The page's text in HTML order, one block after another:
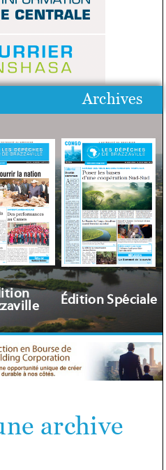
Archives
Édition Spéciale
archive